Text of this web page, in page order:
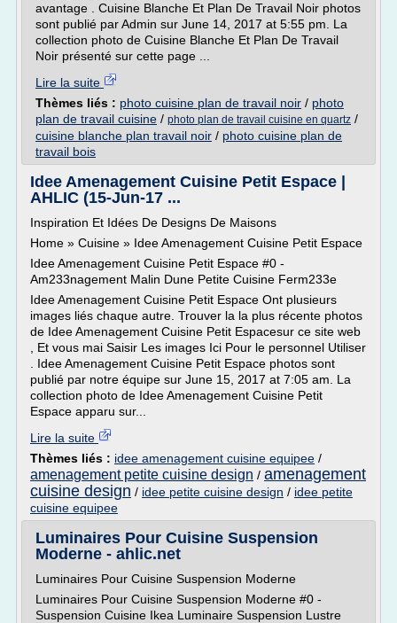
avantage . Cuisine Blanche Et Plan De Travail Noir photos
sont publié par Admin sur June 14, 2017 at 5:55 pm. La
collection photo de Cuisine Blanche Et Plan De Travail
Noir présenté sur cette page ...
Lire la suite
Thèmes liés : photo cuisine plan de travail noir / photo
plan de travail cuisine / photo plan de travail cuisine en quartz /
cuisine blanche plan travail noir / photo cuisine plan de
travail bois
Idee Amenagement Cuisine Petit Espace |
AHLIC (15-Jun-17 ...
Inspiration Et Idées De Designs De Maisons
Home » Cuisine » Idee Amenagement Cuisine Petit Espace
Idee Amenagement Cuisine Petit Espace #0 -
Am233nagement Malin Dune Petite Cuisine Ferm233e
Idee Amenagement Cuisine Petit Espace Ont plusieurs
images liés chaque autre. Trouver la la plus récente photos
de Idee Amenagement Cuisine Petit Espacesur ce site web
, Et vous mai Saisir Les images Ici Pour le personnel Utiliser
. Idee Amenagement Cuisine Petit Espace photos sont
publié par notre équipe sur June 15, 2017 at 7:05 am. La
collection photo de Idee Amenagement Cuisine Petit
Espace apparu sur...
Lire la suite
Thèmes liés : idee amenagement cuisine equipee /
amenagement petite cuisine design / amenagement
cuisine design / idee petite cuisine design / idee petite
cuisine equipee
Luminaires Pour Cuisine Suspension
Moderne - ahlic.net
Luminaires Pour Cuisine Suspension Moderne
Luminaires Pour Cuisine Suspension Moderne #0 -
Suspension Cuisine Ikea Luminaire Suspension Lustre